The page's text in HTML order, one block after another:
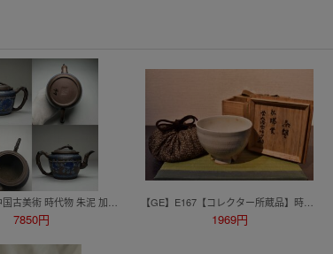
7850円
【GE】E167【コレクター所蔵品】時代 金海白磁茶碗/中国美術 中国古玩 朝鮮 韓国 白瓷 茶道具 鉢 骨董品 時代品 美術品 古美術品 gi
1969円